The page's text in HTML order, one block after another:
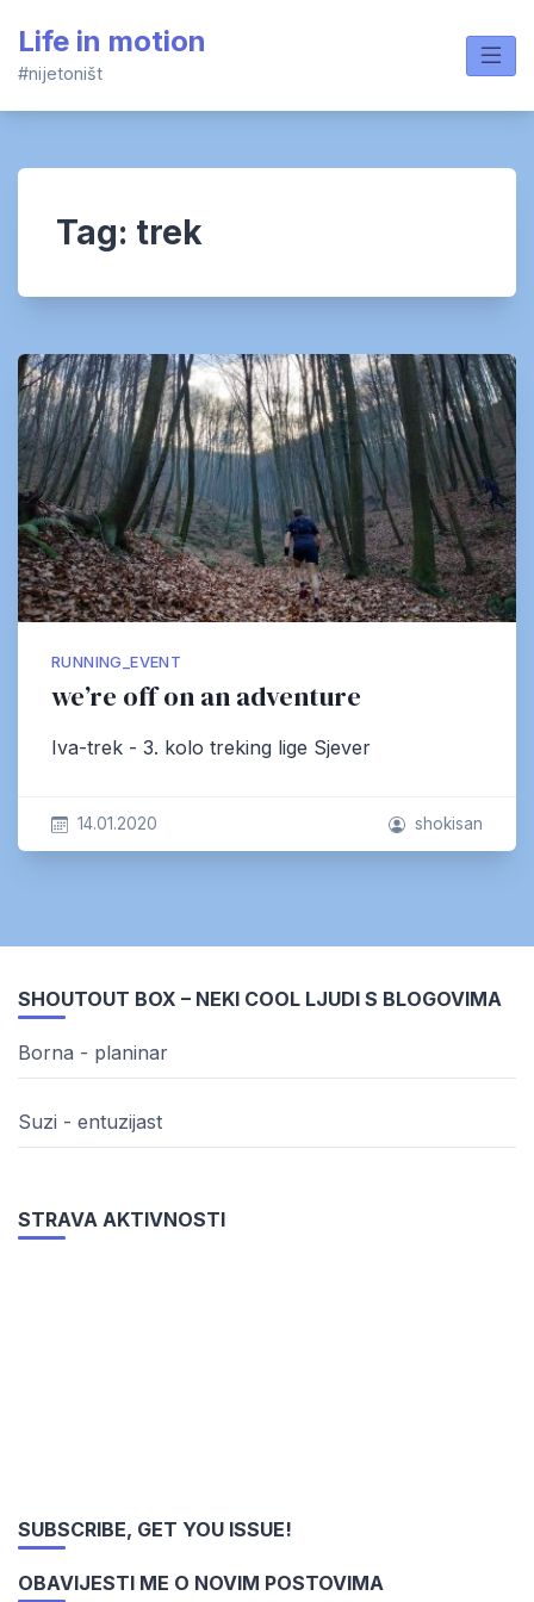
content
Life in motion
#nijetoništ
Tag: trek
RUNNING_EVENT
we’re off on an adventure
Iva-trek - 3. kolo treking lige Sjever
14.01.2020 shokisan
SHOUTOUT BOX – NEKI COOL LJUDI S BLOGOVIMA
Borna - planinar
Suzi - entuzijast
STRAVA AKTIVNOSTI
SUBSCRIBE, GET YOU ISSUE!
OBAVIJESTI ME O NOVIM POSTOVIMA